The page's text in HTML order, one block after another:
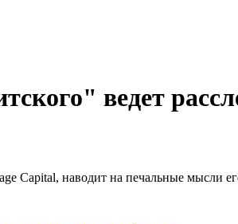
ведет
Capital, наводит на печальные мысли